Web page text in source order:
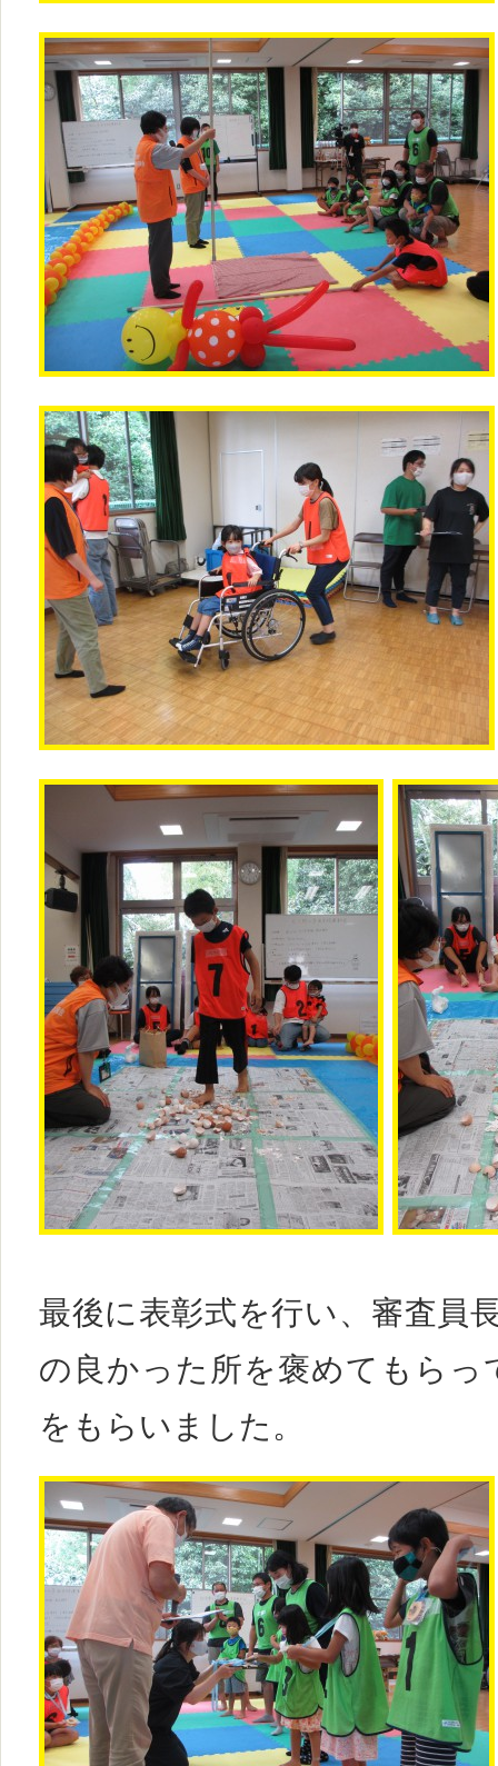
最後に表彰式を行い、審査員
の良かった所を褒めてもらっ
をもらいました。